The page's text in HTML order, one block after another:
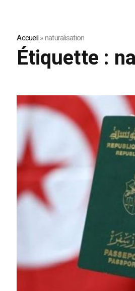
Accueil»naturalisation
Étiquette :